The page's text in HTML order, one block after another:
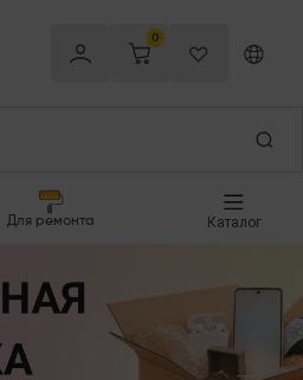
0
Для ремонта Каталог